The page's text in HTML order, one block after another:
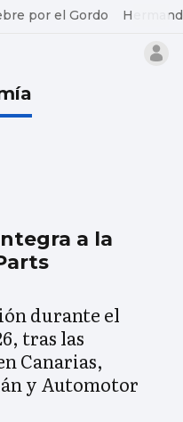
por el Gordo
a la
durante el
tras las
Canarias,
y Automotor